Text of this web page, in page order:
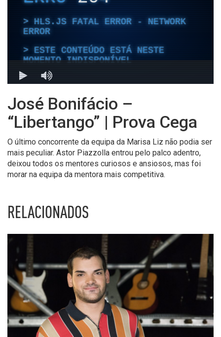
José Bonifácio –
“Libertango” | Prova Cega
O último concorrente da equipa da Marisa Liz não podia ser
mais peculiar. Astor Piazzolla entrou pelo palco adentro,
deixou todos os mentores curiosos e ansiosos, mas foi
morar na equipa da mentora mais competitiva.
RELACIONADOS